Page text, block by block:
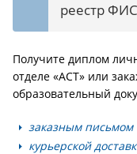
реестр
Получите диплом
отделе «АСТ» или
образовательный
заказным письмом
курьерской